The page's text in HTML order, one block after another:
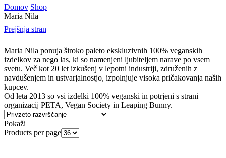
Domov Shop
Maria Nila
Prejšnja stran
Maria Nila ponuja široko paleto ekskluzivnih 100% veganskih
izdelkov za nego las, ki so namenjeni ljubiteljem narave po vsem
svetu. Več kot 20 let izkušenj v lepotni industriji, združenih z
navdušenjem in ustvarjalnostjo, izpolnjuje visoka pričakovanja naših
kupcev.
Od leta 2013 so vsi izdelki 100% veganski in potrjeni s strani
organizacij PETA, Vegan Society in Leaping Bunny.
Pokaži
Products per page